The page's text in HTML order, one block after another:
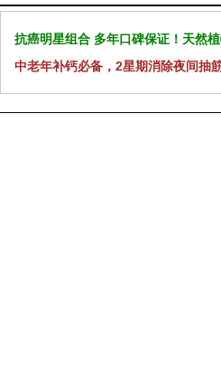
抗癌明星组合 多年口碑保证！天然
中老年补钙必备，2星期消除夜间抽